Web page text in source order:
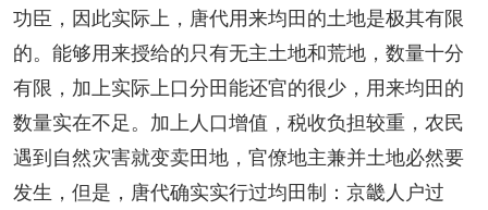
功臣，因此实际上，唐代用来均田的土地是极其有限
的。能够用来授给的只有无主土地和荒地，数量十分
有限，加上实际上口分田能还官的很少，用来均田的
数量实在不足。加上人口增值，税收负担较重，农民
遇到自然灾害就变卖田地，官僚地主兼并土地必然要
发生，但是，唐代确实实行过均田制：京畿人户过